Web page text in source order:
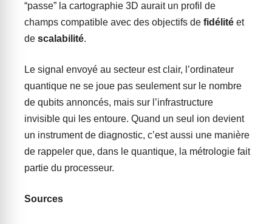
“passe” la cartographie 3D aurait un profil de
champs compatible avec des objectifs de fidélité et
de scalabilité.
Le signal envoyé au secteur est clair, l’ordinateur
quantique ne se joue pas seulement sur le nombre
de qubits annoncés, mais sur l’infrastructure
invisible qui les entoure. Quand un seul ion devient
un instrument de diagnostic, c’est aussi une manière
de rappeler que, dans le quantique, la métrologie fait
partie du processeur.
Sources